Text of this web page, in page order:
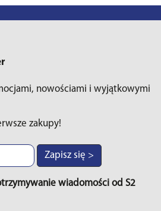
nowościami i wyjątkowymi
zakupy!
Zapisz się >
wiadomości od S2